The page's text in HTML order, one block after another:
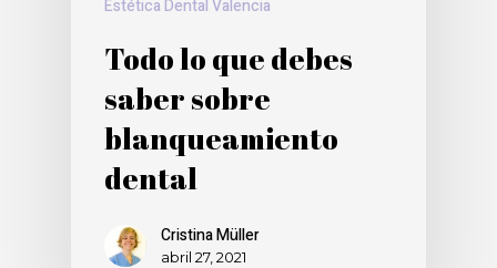
Estética Dental Valencia
Todo lo que debes
saber sobre
blanqueamiento
dental
Cristina Müller
abril 27, 2021